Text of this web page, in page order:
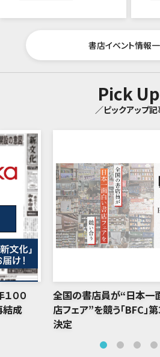
書店イベント情報
Pick Up
／ピックアップ記
００
結成
全国の書店員が“日本一
店フェア”を競う「BFC」
決定